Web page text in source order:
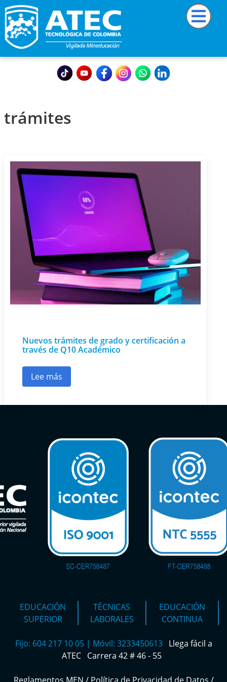
trámites
Nuevos trámites de grado y certificación a
través de Q10 Académico
Lee más
sobre Nuevos trámites de grado y
EDUCACIÓN
SUPERIOR
TÉCNICAS
LABORALES
EDUCACIÓN
CONTINUA
Fijo: 604 217 10 05 | Móvil: 3233450613 Llega fácil a
ATEC Carrera 42 # 46 - 55